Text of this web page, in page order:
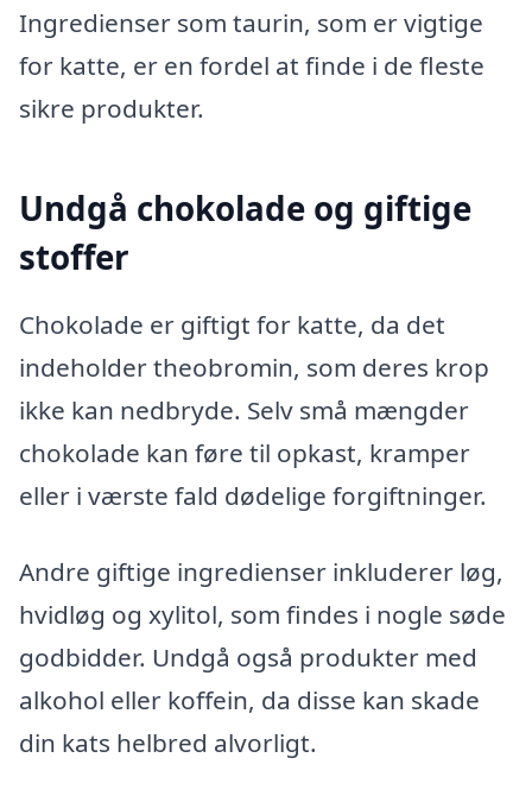
Ingredienser som taurin, som er vigtige
for katte, er en fordel at finde i de fleste
sikre produkter.
Undgå chokolade og giftige
stoffer
Chokolade er giftigt for katte, da det
indeholder theobromin, som deres krop
ikke kan nedbryde. Selv små mængder
chokolade kan føre til opkast, kramper
eller i værste fald dødelige forgiftninger.
Andre giftige ingredienser inkluderer løg,
hvidløg og xylitol, som findes i nogle søde
godbidder. Undgå også produkter med
alkohol eller koffein, da disse kan skade
din kats helbred alvorligt.